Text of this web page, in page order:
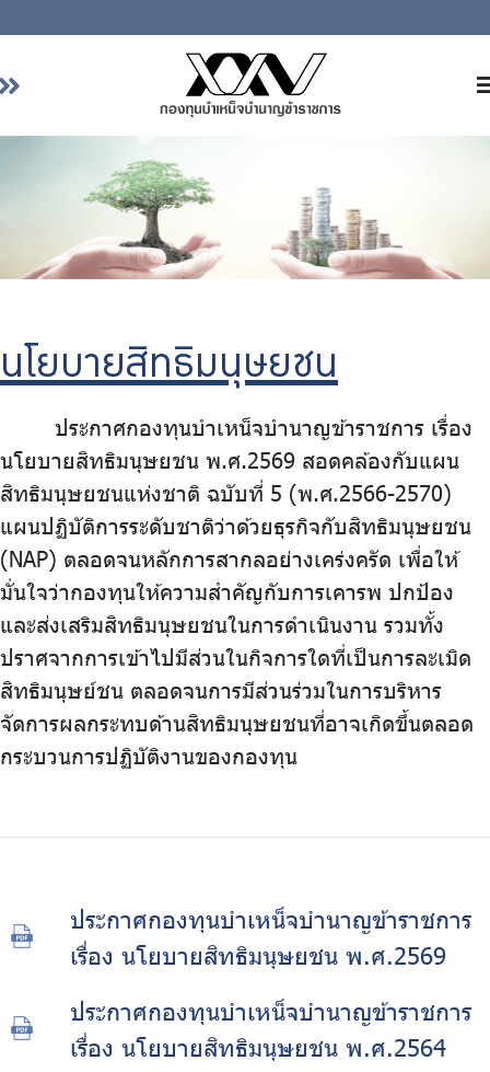
เกี่ยวกับ กบข.
ลงทุน
การบริหารความเสี่ยง
รายงานผลการดำเนินงาน
ข่าวสารและกิจกรรม
จัดซื้อจัดจ้าง
ร่วมงานกับเรา
ติดต่อเรา
ไทย | Eng
นโยบายสิทธิมนุษยชน
ประกาศกองทุนบำเหน็จบำนาญข้าราชการ เรื่อง
นโยบายสิทธิมนุษยชน พ.ศ.2569 สอดคล้องกับแผน
สิทธิมนุษยชนแห่งชาติ ฉบับที่ 5 (พ.ศ.2566-2570)
แผนปฏิบัติการระดับชาติว่าด้วยธุรกิจกับสิทธิมนุษยชน
(NAP) ตลอดจนหลักการสากลอย่างเคร่งครัด เพื่อให้
มั่นใจว่ากองทุนให้ความสำคัญกับการเคารพ ปกป้อง
และส่งเสริมสิทธิมนุษยชนในการดำเนินงาน รวมทั้ง
ปราศจากการเข้าไปมีส่วนในกิจการใดที่เป็นการละเมิด
สิทธิมนุษย์ชน ตลอดจนการมีส่วนร่วมในการบริหาร
จัดการผลกระทบด้านสิทธิมนุษยชนที่อาจเกิดขึ้นตลอด
กระบวนการปฏิบัติงานของกองทุน
ประกาศกองทุนบำเหน็จบำนาญข้าราชการ
เรื่อง นโยบายสิทธิมนุษยชน พ.ศ.2569
ประกาศกองทุนบำเหน็จบำนาญข้าราชการ
เรื่อง นโยบายสิทธิมนุษยชน พ.ศ.2564